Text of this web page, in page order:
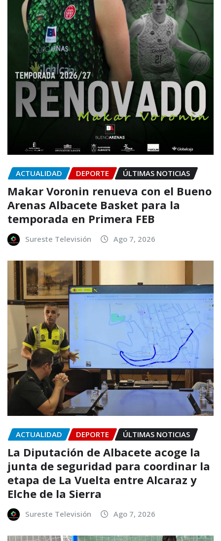
ACTUALIDAD DEPORTE ÚLTIMAS NOTICIAS
Makar Voronin renueva con el Bueno
Arenas Albacete Basket para la
temporada en Primera FEB
Sureste Televisión Ago 7, 2026
ACTUALIDAD DEPORTE ÚLTIMAS NOTICIAS
La Diputación de Albacete acoge la
junta de seguridad para coordinar la
etapa de La Vuelta entre Alcaraz y
Elche de la Sierra
Sureste Televisión Ago 7, 2026